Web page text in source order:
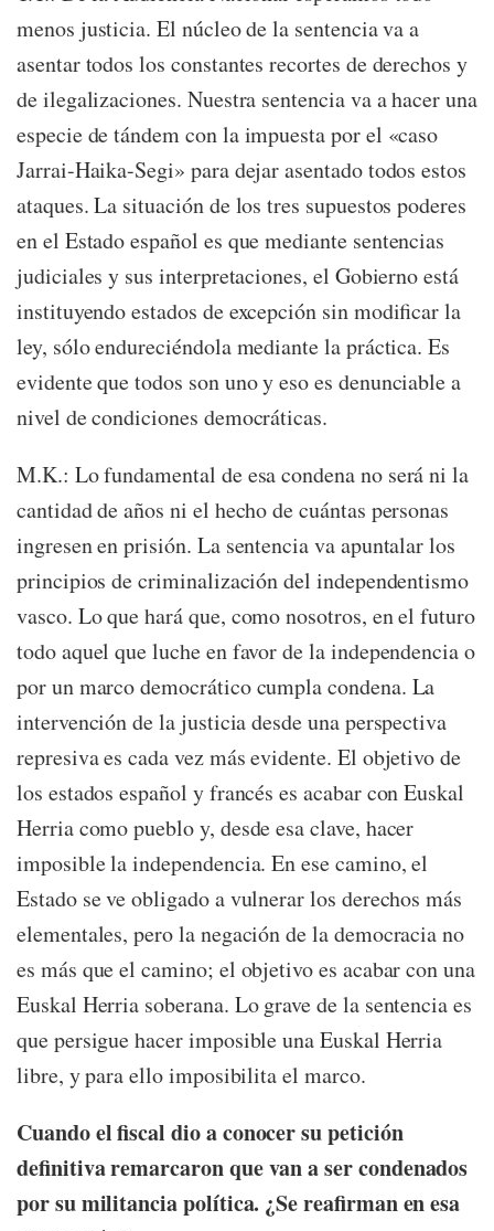
menos justicia. El núcleo de la sentencia va a
asentar todos los constantes recortes de derechos y
de ilegalizaciones. Nuestra sentencia va a hacer una
especie de tándem con la impuesta por el «caso
Jarrai-Haika-Segi» para dejar asentado todos estos
ataques. La situación de los tres supuestos poderes
en el Estado español es que mediante sentencias
judiciales y sus interpretaciones, el Gobierno está
instituyendo estados de excepción sin modificar la
ley, sólo endureciéndola mediante la práctica. Es
evidente que todos son uno y eso es denunciable a
nivel de condiciones democráticas.
M.K.: Lo fundamental de esa condena no será ni la
cantidad de años ni el hecho de cuántas personas
ingresen en prisión. La sentencia va apuntalar los
principios de criminalización del independentismo
vasco. Lo que hará que, como nosotros, en el futuro
todo aquel que luche en favor de la independencia o
por un marco democrático cumpla condena. La
intervención de la justicia desde una perspectiva
represiva es cada vez más evidente. El objetivo de
los estados español y francés es acabar con Euskal
Herria como pueblo y, desde esa clave, hacer
imposible la independencia. En ese camino, el
Estado se ve obligado a vulnerar los derechos más
elementales, pero la negación de la democracia no
es más que el camino; el objetivo es acabar con una
Euskal Herria soberana. Lo grave de la sentencia es
que persigue hacer imposible una Euskal Herria
libre, y para ello imposibilita el marco.
Cuando el fiscal dio a conocer su petición
definitiva remarcaron que van a ser condenados
por su militancia política. ¿Se reafirman en esa